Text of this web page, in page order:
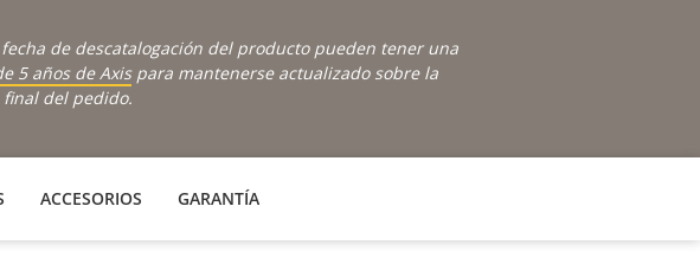
de descatalogación del producto pueden tener una
5 años de Axispara mantenerse actualizado sobre la
del pedido.
ACCESORIOS GARANTÍA